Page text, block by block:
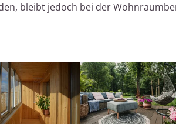
bleibt jedoch bei der